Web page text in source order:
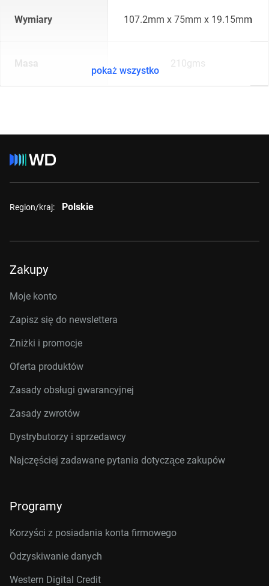
Wymiary 107.2mm x 75mm x 19.15mm
Masa 210gms
pokaż wszystko
Region/kraj: Polskie
Zakupy
Moje konto
Zapisz się do newslettera
Zniżki i promocje
Oferta produktów
Zasady obsługi gwarancyjnej
Zasady zwrotów
Dystrybutorzy i sprzedawcy
Najczęściej zadawane pytania dotyczące zakupów
Programy
Korzyści z posiadania konta firmowego
Odzyskiwanie danych
Western Digital Credit